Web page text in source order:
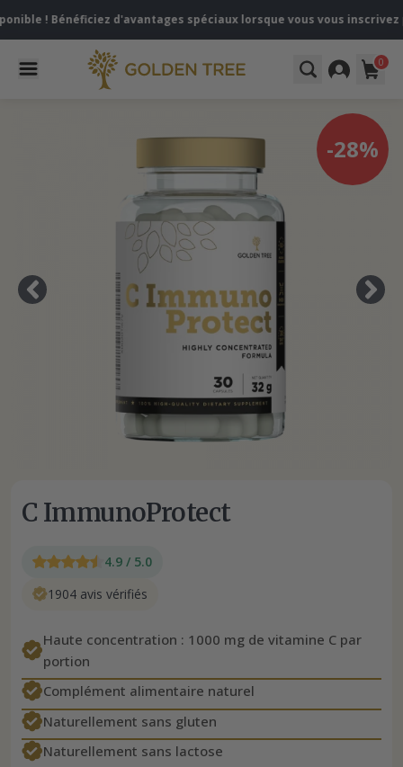
Bénéficiez d'avantages spéciaux lorsque vous vous inscrivez pour
0
-28%
C ImmunoProtect
4.9 / 5.0
1904 avis vérifiés
Haute concentration : 1000 mg de vitamine C par
portion
Complément alimentaire naturel
Naturellement sans gluten
Naturellement sans lactose